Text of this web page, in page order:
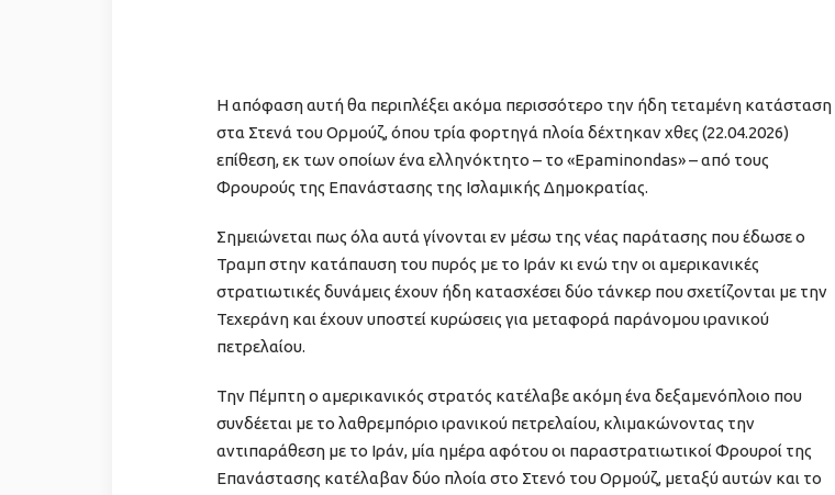
Η απόφαση αυτή θα περιπλέξει ακόμα περισσότερο την ήδη τεταμένη κατάσταση
στα Στενά του Ορμούζ, όπου τρία φορτηγά πλοία δέχτηκαν χθες (22.04.2026)
επίθεση, εκ των οποίων ένα ελληνόκτητο – το «Epaminondas» – από τους
Φρουρούς της Επανάστασης της Ισλαμικής Δημοκρατίας.
Σημειώνεται πως όλα αυτά γίνονται εν μέσω της νέας παράτασης που έδωσε ο
Τραμπ στην κατάπαυση του πυρός με το Ιράν κι ενώ την οι αμερικανικές
στρατιωτικές δυνάμεις έχουν ήδη κατασχέσει δύο τάνκερ που σχετίζονται με την
Τεχεράνη και έχουν υποστεί κυρώσεις για μεταφορά παράνομου ιρανικού
πετρελαίου.
Την Πέμπτη ο αμερικανικός στρατός κατέλαβε ακόμη ένα δεξαμενόπλοιο που
συνδέεται με το λαθρεμπόριο ιρανικού πετρελαίου, κλιμακώνοντας την
αντιπαράθεση με το Ιράν, μία ημέρα αφότου οι παραστρατιωτικοί Φρουροί της
Επανάστασης κατέλαβαν δύο πλοία στο Στενό του Ορμούζ, μεταξύ αυτών και το